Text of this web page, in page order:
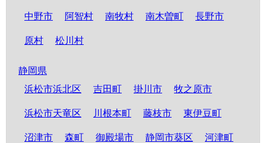
中野市 阿智村 南牧村 南木曽町 長野市
原村 松川村
静岡県
浜松市浜北区
吉田町 掛川市 牧之原市
浜松市天竜区 川根本町 藤枝市 東伊豆町
沼津市 森町 御殿場市 静岡市葵区 河津町